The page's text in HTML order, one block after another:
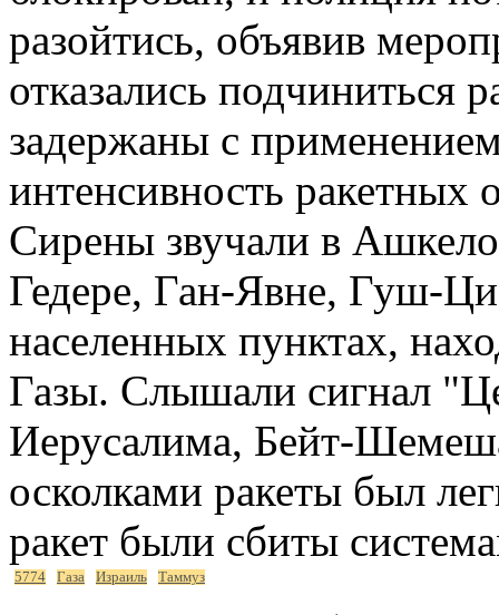
разойтись, объявив
отказались
задержаны с
интенсивность ракетных
Сирены звучали в
Гедере, Ган-Явне, Гуш-
населенных пунктах,
Газы. Слышали сигнал
Иерусалима, Бейт-
осколками ракеты был
ракет были сбиты
5774 Газа Израиль Таммуз